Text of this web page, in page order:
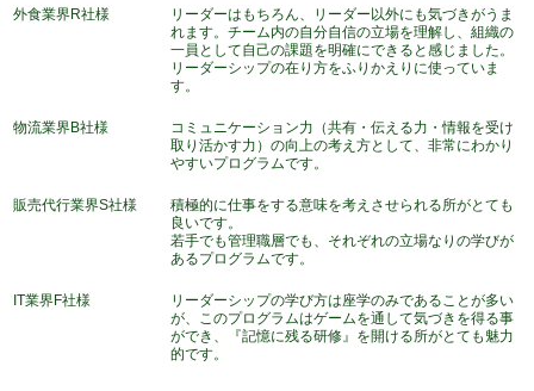
外食業界R社様
リーダーはもちろん、リーダー以外にも気づきがうま
れます。チーム内の自分自信の立場を理解し、組織の
一員として自己の課題を明確にできると感じました。
リーダーシップの在り方をふりかえりに使っていま
す。
物流業界B社様
コミュニケーション力（共有・伝える力・情報を受け
取り活かす力）の向上の考え方として、非常にわかり
やすいプログラムです。
販売代行業界S社様
積極的に仕事をする意味を考えさせられる所がとても
良いです。
若手でも管理職層でも、それぞれの立場なりの学びが
あるプログラムです。
IT業界F社様
リーダーシップの学び方は座学のみであることが多い
が、このプログラムはゲームを通して気づきを得る事
ができ、『記憶に残る研修』を開ける所がとても魅力
的です。